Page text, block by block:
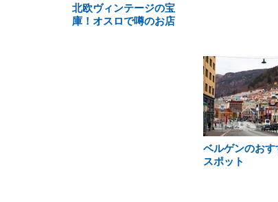
北欧ヴィンテージの宝
庫！オスロで噂のお店
ベルゲンのおす
スポット